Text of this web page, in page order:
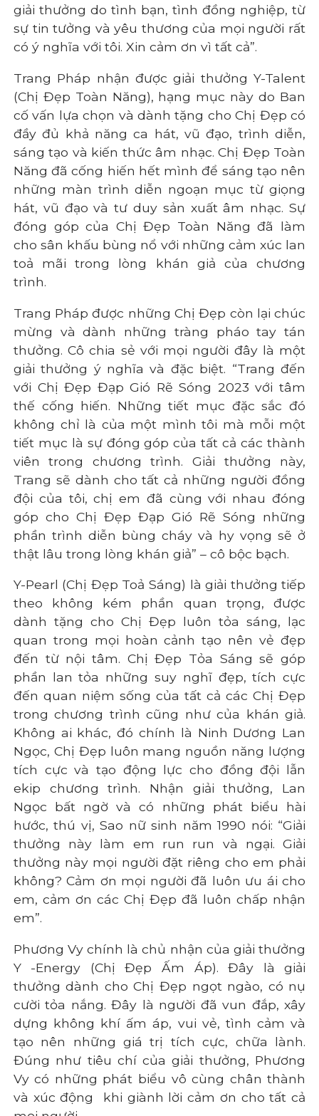
giải thưởng do tình bạn, tình đồng nghiệp, từ
sự tin tưởng và yêu thương của mọi người rất
có ý nghĩa với tôi. Xin cảm ơn vì tất cả”.
Trang Pháp nhận được giải thưởng Y-Talent
(Chị Đẹp Toàn Năng), hạng mục này do Ban
cố vấn lựa chọn và dành tặng cho Chị Đẹp có
đầy đủ khả năng ca hát, vũ đạo, trình diễn,
sáng tạo và kiến thức âm nhạc. Chị Đẹp Toàn
Năng đã cống hiến hết mình để sáng tạo nên
những màn trình diễn ngoạn mục từ giọng
hát, vũ đạo và tư duy sản xuất âm nhạc. Sự
đóng góp của Chị Đẹp Toàn Năng đã làm
cho sân khấu bùng nổ với những cảm xúc lan
toả mãi trong lòng khán giả của chương
trình.
Trang Pháp được những Chị Đẹp còn lại chúc
mừng và dành những tràng pháo tay tán
thưởng. Cô chia sẻ với mọi người đây là một
giải thưởng ý nghĩa và đặc biệt. “Trang đến
với Chị Đẹp Đạp Gió Rẽ Sóng 2023 với tâm
thế cống hiến. Những tiết mục đặc sắc đó
không chỉ là của một mình tôi mà mỗi một
tiết mục là sự đóng góp của tất cả các thành
viên trong chương trình. Giải thưởng này,
Trang sẽ dành cho tất cả những người đồng
đội của tôi, chị em đã cùng với nhau đóng
góp cho Chị Đẹp Đạp Gió Rẽ Sóng những
phần trình diễn bùng cháy và hy vọng sẽ ở
thật lâu trong lòng khán giả” – cô bộc bạch.
Y-Pearl (Chị Đẹp Toả Sáng) là giải thưởng tiếp
theo không kém phần quan trọng, được
dành tặng cho Chị Đẹp luôn tỏa sáng, lạc
quan trong mọi hoàn cảnh tạo nên vẻ đẹp
đến từ nội tâm. Chị Đẹp Tỏa Sáng sẽ góp
phần lan tỏa những suy nghĩ đẹp, tích cực
đến quan niệm sống của tất cả các Chị Đẹp
trong chương trình cũng như của khán giả.
Không ai khác, đó chính là Ninh Dương Lan
Ngọc, Chị Đẹp luôn mang nguồn năng lượng
tích cực và tạo động lực cho đồng đội lẫn
ekip chương trình. Nhận giải thưởng, Lan
Ngọc bất ngờ và có những phát biểu hài
hước, thú vị, Sao nữ sinh năm 1990 nói: “Giải
thưởng này làm em run run và ngại. Giải
thưởng này mọi người đặt riêng cho em phải
không? Cảm ơn mọi người đã luôn ưu ái cho
em, cảm ơn các Chị Đẹp đã luôn chấp nhận
em”.
Phương Vy chính là chủ nhận của giải thưởng
Y -Energy (Chị Đẹp Ấm Áp). Đây là giải
thưởng dành cho Chị Đẹp ngọt ngào, có nụ
cười tỏa nắng. Đây là người đã vun đắp, xây
dựng không khí ấm áp, vui vẻ, tình cảm và
tạo nên những giá trị tích cực, chữa lành.
Đúng như tiêu chí của giải thưởng, Phương
Vy có những phát biểu vô cùng chân thành
và xúc động
khi giành lời cảm ơn cho tất cả